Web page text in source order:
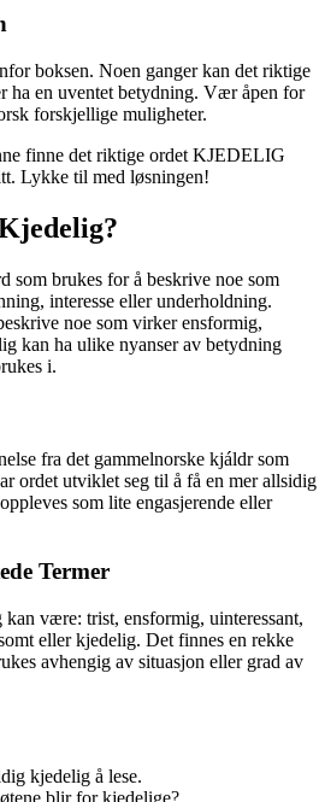
boksen. Noen ganger kan det riktige
ha en uventet betydning. Vær åpen for
forskjellige muligheter.
finne det riktige ordet KJEDELIG
Lykke til med løsningen!
som brukes for å beskrive noe som
interesse eller underholdning.
noe som virker ensformig,
kan ha ulike nyanser av betydning
i.
fra det gammelnorske kjáldr som
ordet utviklet seg til å få en mer allsidig
som lite engasjerende eller
Termer
være: trist, ensformig, uinteressant,
eller kjedelig. Det finnes en rekke
avhengig av situasjon eller grad av
kjedelig å lese.